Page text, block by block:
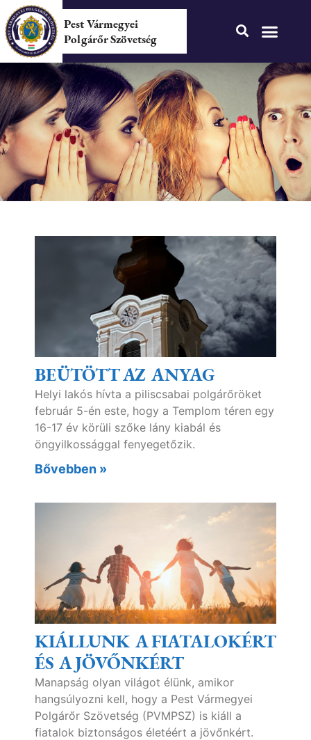
Pest Vármegyei
Polgárőr Szövetség
BEÜTÖTT AZ ANYAG
Helyi lakós hívta a piliscsabai polgárőröket
február 5-én este, hogy a Templom téren egy
16-17 év körüli szőke lány kiabál és
öngyilkossággal fenyegetőzik.
Bővebben »
KIÁLLUNK A FIATALOKÉRT
ÉS A JÖVŐNKÉRT
Manapság olyan világot élünk, amikor
hangsúlyozni kell, hogy a Pest Vármegyei
Polgárőr Szövetség (PVMPSZ) is kiáll a
fiatalok biztonságos életéért a jövőnkért.